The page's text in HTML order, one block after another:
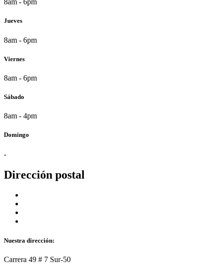
8am - 6pm
Jueves
8am - 6pm
Viernes
8am - 6pm
Sábado
8am - 4pm
Domingo
-
Dirección postal
Nuestra dirección:
Carrera 49 # 7 Sur-50